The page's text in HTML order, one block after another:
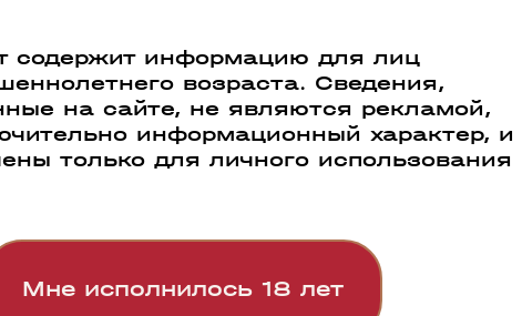
Смотреть все
содержит информацию для лиц
возраста. Сведения,
на сайте, не являются рекламой,
информационный характер, и
только для личного использования
Мне исполнилось 18 лет